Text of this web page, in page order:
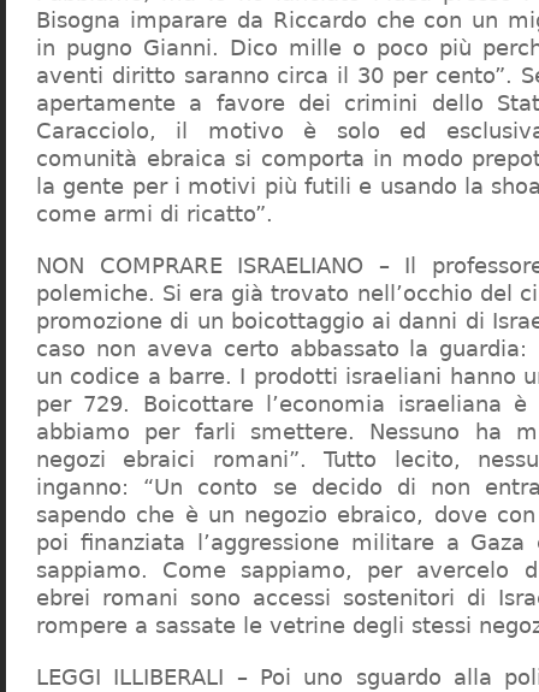
Bisogna imparare da Riccardo che con un
in pugno Gianni. Dico mille o poco più
aventi diritto saranno circa il 30 per cento”.
apertamente a favore dei crimini dello
Caracciolo, il motivo è solo ed
comunità ebraica si comporta in modo
la gente per i motivi più futili e usando la
come armi di ricatto”.
NON COMPRARE ISRAELIANO – Il
polemiche. Si era già trovato nell’occhio del
promozione di un boicottaggio ai danni di
caso non aveva certo abbassato la guardia:
un codice a barre. I prodotti israeliani hanno
per 729. Boicottare l’economia israeliana è
abbiamo per farli smettere. Nessuno ha
negozi ebraici romani”. Tutto lecito,
inganno: “Un conto se decido di non
sapendo che è un negozio ebraico, dove
poi finanziata l’aggressione militare a
sappiamo. Come sappiamo, per avercelo
ebrei romani sono accessi sostenitori di
rompere a sassate le vetrine degli stessi
LEGGI ILLIBERALI – Poi uno sguardo alla